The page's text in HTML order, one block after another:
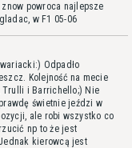
powroca najlepsze
w F1 05-06
Odpadło
Kolejność na mecie
Trulli i Barrichello;) Nie
świetnie jeździ w
ale robi wszystko co
np to że jest
kierowcą jest